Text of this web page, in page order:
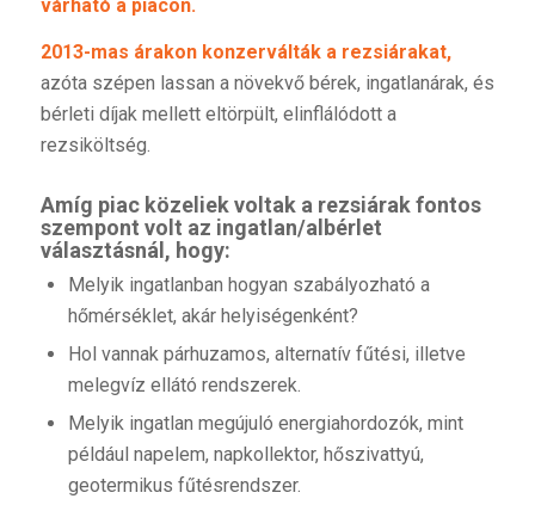
várható a piacon.
2013-mas árakon konzerválták a rezsiárakat,
azóta szépen lassan a növekvő bérek, ingatlanárak, és
bérleti díjak mellett eltörpült, elinflálódott a
rezsiköltség.
Amíg piac közeliek voltak a rezsiárak fontos
szempont volt az ingatlan/albérlet
választásnál, hogy:
Melyik ingatlanban hogyan szabályozható a
hőmérséklet, akár helyiségenként?
Hol vannak párhuzamos, alternatív fűtési, illetve
melegvíz ellátó rendszerek.
Melyik ingatlan megújuló energiahordozók, mint
például napelem, napkollektor, hőszivattyú,
geotermikus fűtésrendszer.